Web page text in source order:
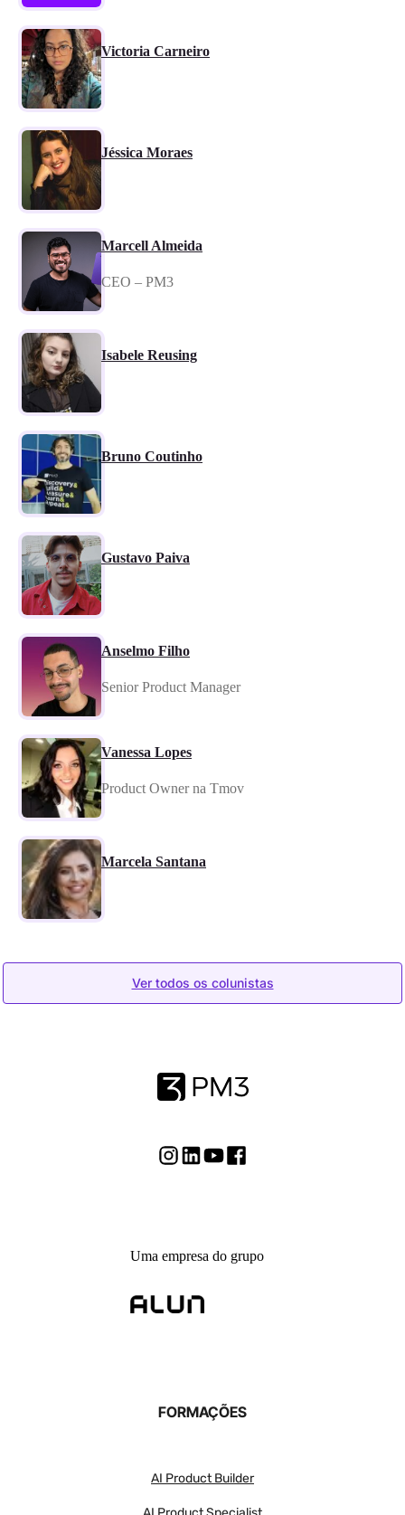
Victoria Carneiro
Jéssica Moraes
Marcell Almeida
CEO – PM3
Isabele Reusing
Bruno Coutinho
Gustavo Paiva
Anselmo Filho
Senior Product Manager
Vanessa Lopes
Product Owner na Tmov
Marcela Santana
Ver todos os colunistas
Uma empresa do grupo
FORMAÇÕES
AI Product Builder